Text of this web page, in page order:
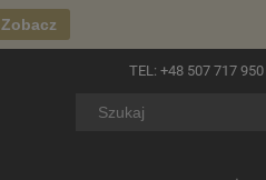
Zobacz
TEL: +48 507 717 950